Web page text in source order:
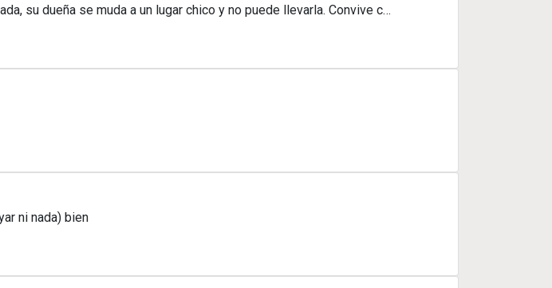
su dueña se muda a un lugar chico y no puede llevarla. Convive c…
ni nada) bien